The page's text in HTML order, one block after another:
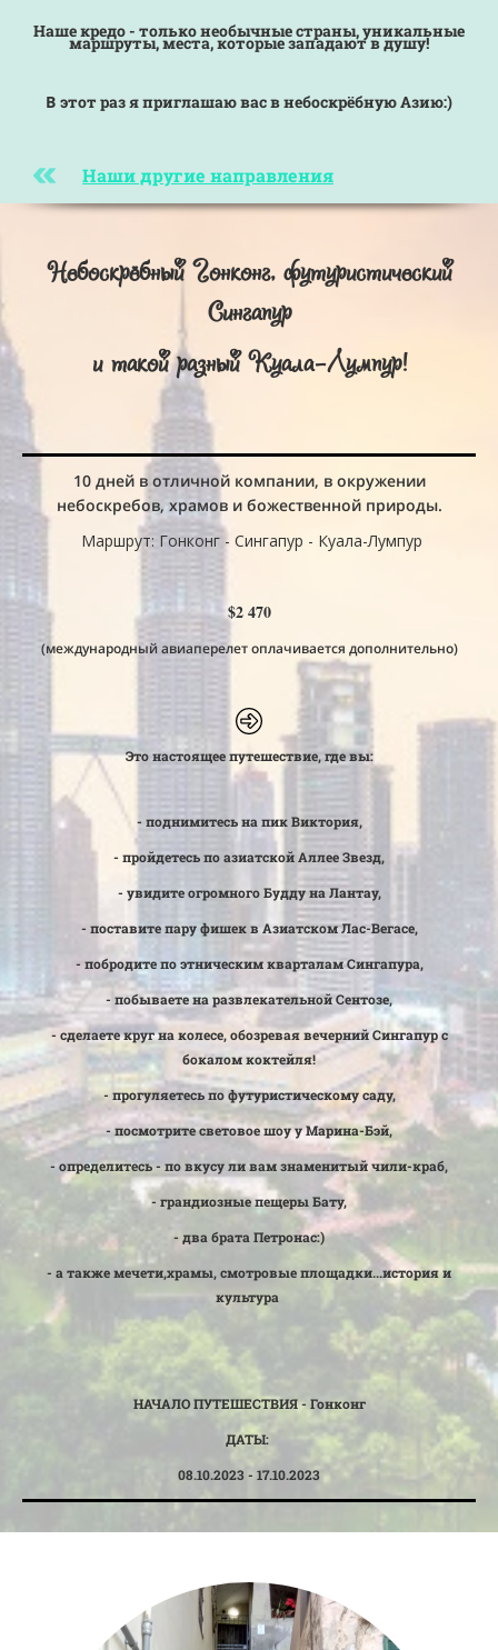
Наше кредо - только необычные страны, уникальные
маршруты, места, которые западают в душу!
В этот раз я приглашаю вас в небоскрёбную Азию:)
Наши другие направления
Небоскрёбный Гонконг, футуристический
Сингапур
и такой разный Куала-Лумпур!
10 дней в отличной компании, в окружении
небоскребов, храмов и божественной природы.
Маршрут: Гонконг - Сингапур - Куала-Лумпур
$2 470
(международный авиаперелет оплачивается дополнительно)
Это настоящее путешествие, где вы:
- поднимитесь на пик Виктория,
- пройдетесь по азиатской Аллее Звезд,
- увидите огромного Будду на Лантау,
- поставите пару фишек в Азиатском Лас-Вегасе,
- побродите по этническим кварталам Сингапура,
- побываете на развлекательной Сентозе,
- сделаете круг на колесе, обозревая вечерний Сингапур с
бокалом коктейля!
- прогуляетесь по футуристическому саду,
- посмотрите световое шоу у Марина-Бэй,
- определитесь - по вкусу ли вам знаменитый чили-краб,
- грандиозные пещеры Бату,
- два брата Петронас:)
- а также мечети,храмы, смотровые площадки...история и
культура
НАЧАЛО ПУТЕШЕСТВИЯ - Гонконг
ДАТЫ:
08.10.2023 - 17.10.2023